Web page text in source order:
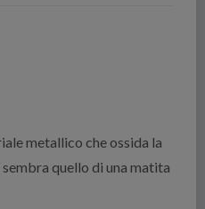
metallico che ossida la
quello di una matita